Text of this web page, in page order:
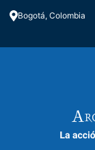
Bogotá, Colombia